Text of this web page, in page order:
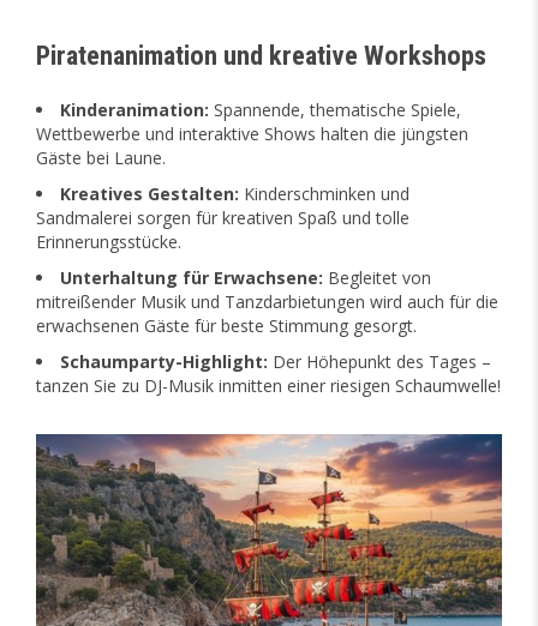
Piratenanimation und kreative Workshops
Kinderanimation: Spannende, thematische Spiele,
Wettbewerbe und interaktive Shows halten die jüngsten
Gäste bei Laune.
Kreatives Gestalten: Kinderschminken und
Sandmalerei sorgen für kreativen Spaß und tolle
Erinnerungsstücke.
Unterhaltung für Erwachsene: Begleitet von
mitreißender Musik und Tanzdarbietungen wird auch für die
erwachsenen Gäste für beste Stimmung gesorgt.
Schaumparty-Highlight: Der Höhepunkt des Tages –
tanzen Sie zu DJ-Musik inmitten einer riesigen Schaumwelle!